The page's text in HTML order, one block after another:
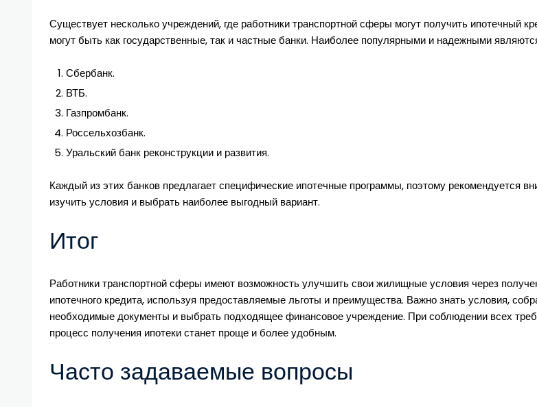
Существует несколько учреждений, где работники транспортной сферы могут получить ипотечный
могут быть как государственные, так и частные банки. Наиболее популярными и надежными
Сбербанк.
ВТБ.
Газпромбанк.
Россельхозбанк.
Уральский банк реконструкции и развития.
Каждый из этих банков предлагает специфические ипотечные программы, поэтому рекомендуется
изучить условия и выбрать наиболее выгодный вариант.
Итог
Работники транспортной сферы имеют возможность улучшить свои жилищные условия через
ипотечного кредита, используя предоставляемые льготы и преимущества. Важно знать условия,
необходимые документы и выбрать подходящее финансовое учреждение. При соблюдении всех
процесс получения ипотеки станет проще и более удобным.
Часто задаваемые вопросы